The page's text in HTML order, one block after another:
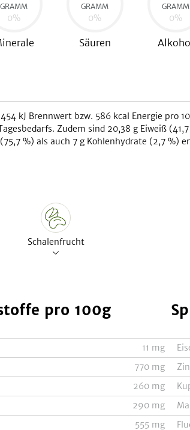
GRAMM
0%
GRAMM
0%
Säuren
GRAMM
0%
Alkohol
kJ Brennwert bzw. 586 kcal Energie pro
Zudem sind 20,38 g Eiweiß (41,7
75,7 %) als auch 7 g Kohlenhydrate (2,7 %)
Schalenfrucht
pro 100g
11 mg
770 mg
260 mg
290 mg
555 mg